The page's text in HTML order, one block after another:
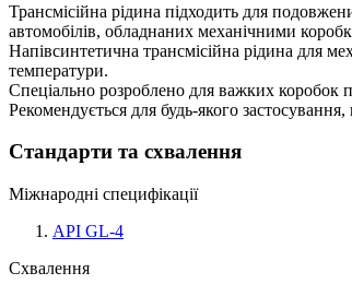
Трансмісійна рідина підходить для
автомобілів, обладнаних механічними
Напівсинтетична трансмісійна рідина для
температури.
Спеціально розроблено для важких коробок
Рекомендується для будь-якого
Стандарти та схвалення
Міжнародні специфікації
API GL-4
Схвалення